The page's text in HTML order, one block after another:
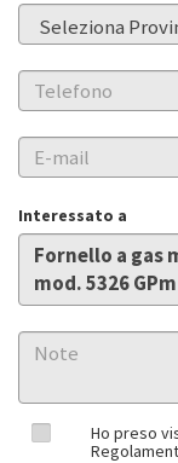
Interessato a
Ho preso